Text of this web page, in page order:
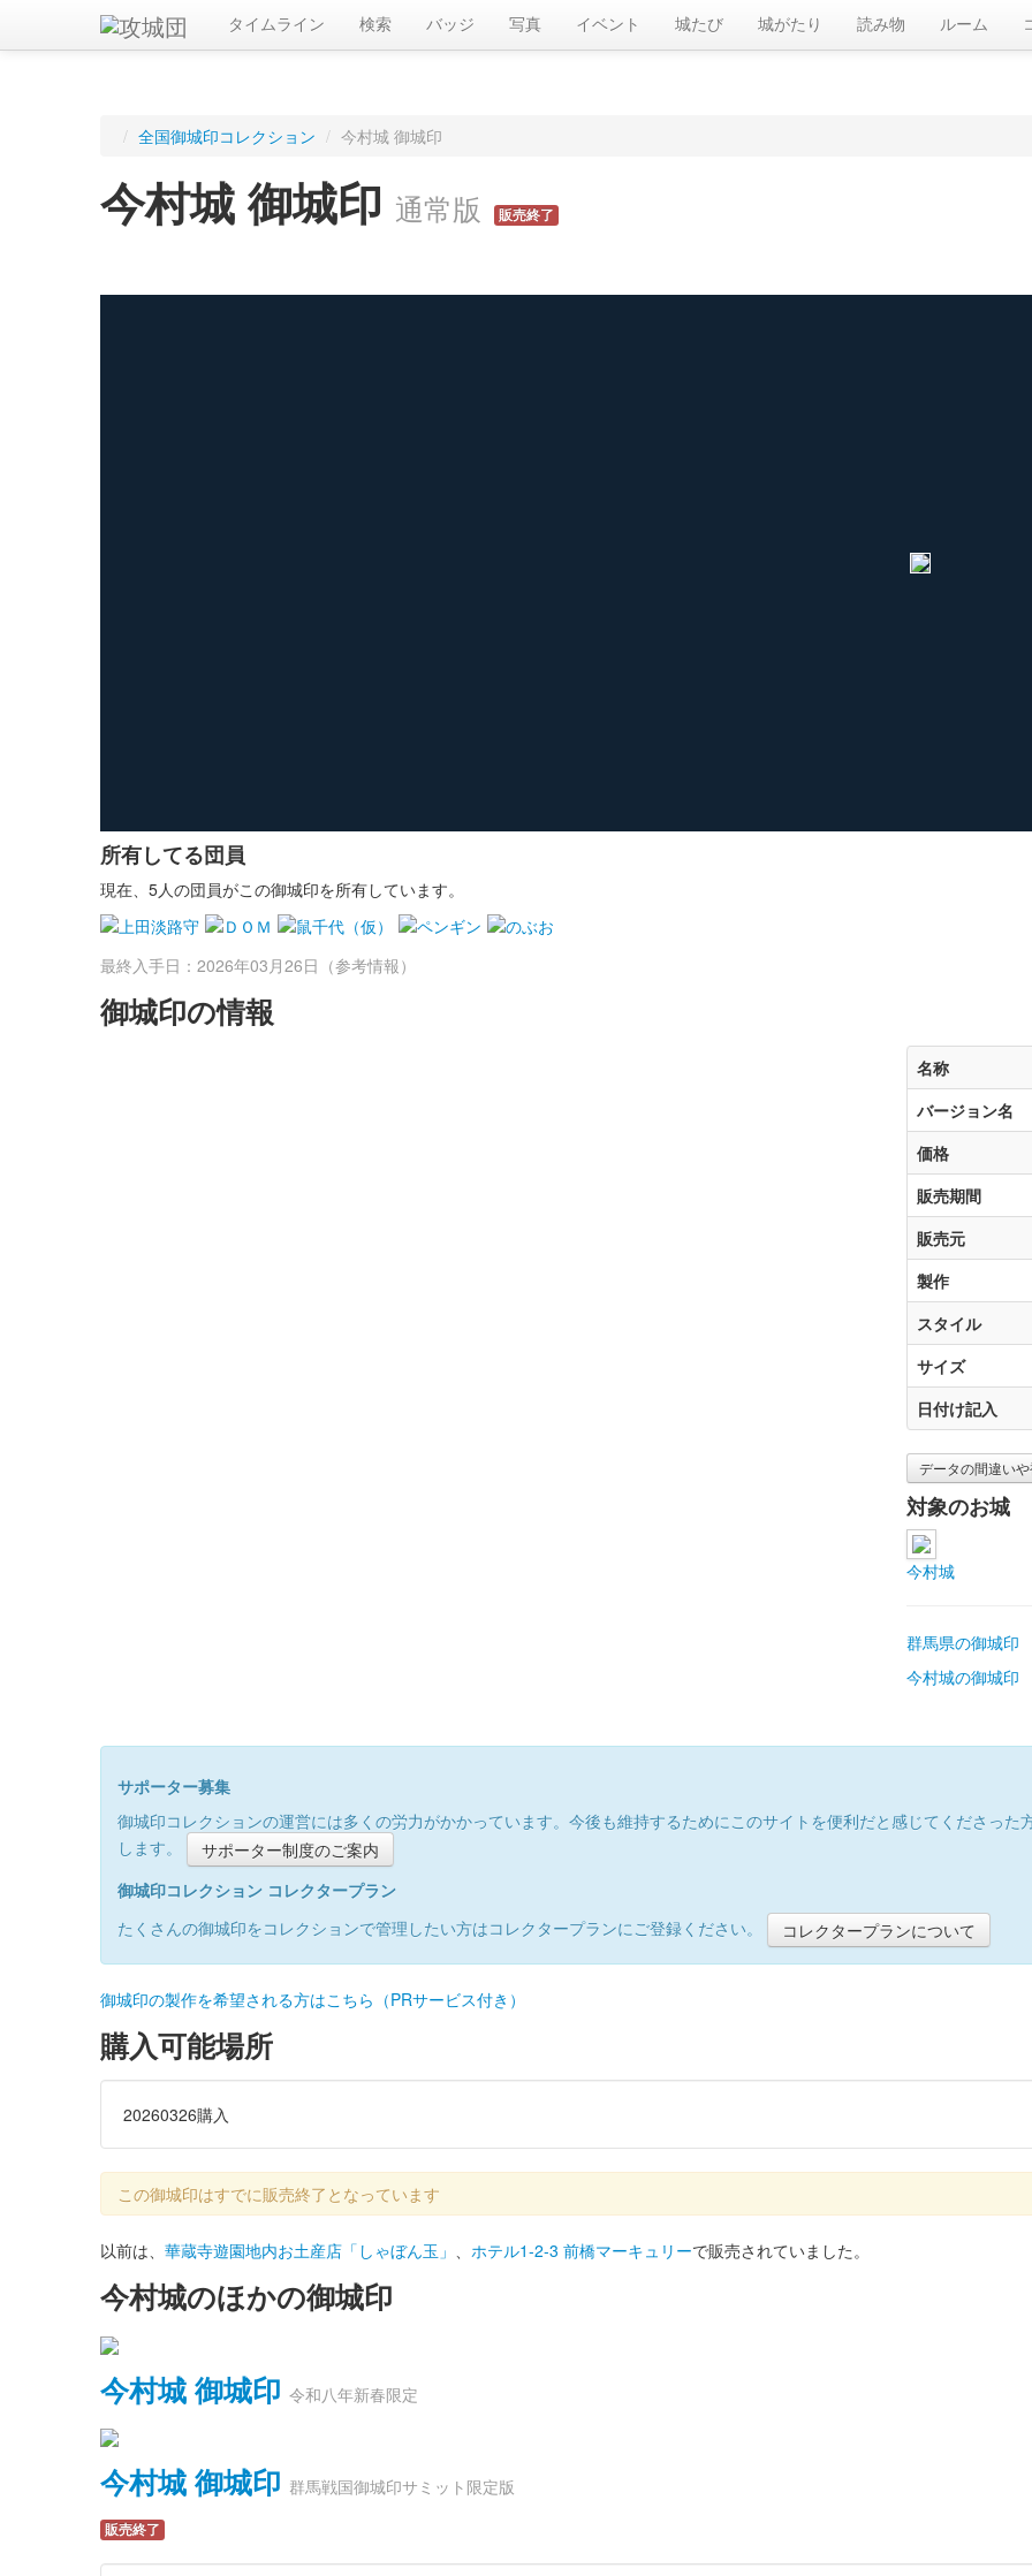
タイムライン 検索 バッジ 写真 イベント 城たび 城がたり 読み物 ルーム
/ 全国御城印コレクション / 今村城 御城印
今村城 御城印 通常版 販売終了
所有してる団員
現在、5人の団員がこの御城印を所有しています。
最終入手日：2026年03月26日（参考情報）
御城印の情報
名称
バージョン名
価格
販売期間
販売元
製作
スタイル
サイズ
日付け記入
データの間違い
対象のお城
今村城
群馬県の御城印
今村城の御城印
サポーター募集
御城印コレクションの運営には多くの労力がかかっています。今後も維持するためにこのサイトを便利だと感じてくださった
します。
サポーター制度のご案内
御城印コレクション コレクタープラン
たくさんの御城印をコレクションで管理したい方はコレクタープランにご登録ください。
コレクタープランについて
御城印の製作を希望される方はこちら（PRサービス付き）
購入可能場所
20260326購入
この御城印はすでに販売終了となっています
以前は、 華蔵寺遊園地内お土産店「しゃぼん玉」 、 ホテル1-2-3 前橋マーキュリーで販売されていました。
今村城のほかの御城印
今村城 御城印 令和八年新春限定
今村城 御城印 群馬戦国御城印サミット限定版
販売終了